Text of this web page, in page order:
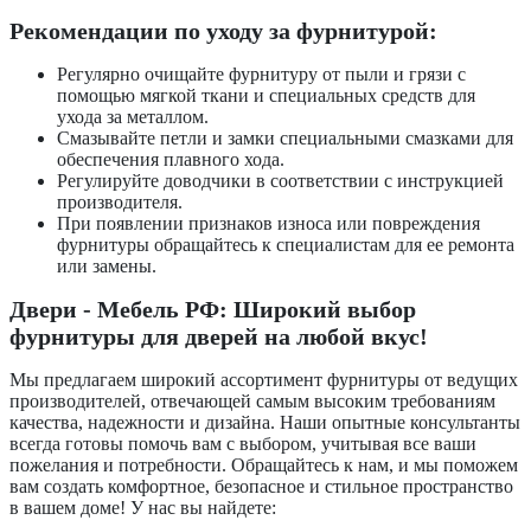
Рекомендации по уходу за фурнитурой:
Регулярно очищайте фурнитуру от пыли и грязи с
помощью мягкой ткани и специальных средств для
ухода за металлом.
Смазывайте петли и замки специальными смазками для
обеспечения плавного хода.
Регулируйте доводчики в соответствии с инструкцией
производителя.
При появлении признаков износа или повреждения
фурнитуры обращайтесь к специалистам для ее ремонта
или замены.
Двери - Мебель РФ: Широкий выбор
фурнитуры для дверей на любой вкус!
Мы предлагаем широкий ассортимент фурнитуры от ведущих
производителей, отвечающей самым высоким требованиям
качества, надежности и дизайна. Наши опытные консультанты
всегда готовы помочь вам с выбором, учитывая все ваши
пожелания и потребности. Обращайтесь к нам, и мы поможем
вам создать комфортное, безопасное и стильное пространство
в вашем доме! У нас вы найдете: